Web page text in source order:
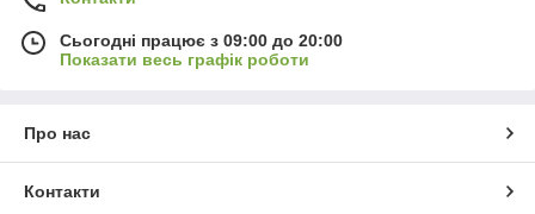
Сьогодні працює з 09:00 до 20:00
Показати весь графік роботи
Про нас
Контакти